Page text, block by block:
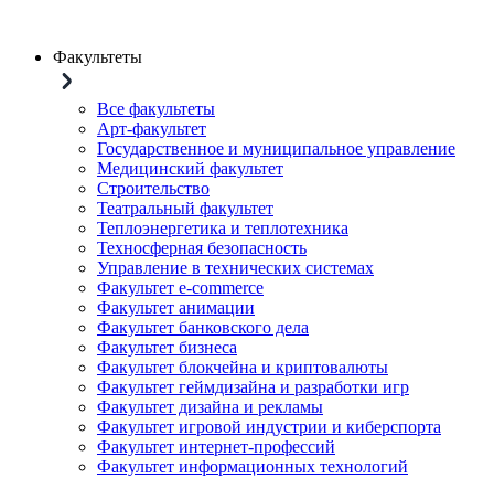
Факультеты
Все факультеты
Арт-факультет
Государственное и муниципальное управление
Медицинский факультет
Строительство
Театральный факультет
Теплоэнергетика и теплотехника
Техносферная безопасность
Управление в технических системах
Факультет e-commerce
Факультет анимации
Факультет банковского дела
Факультет бизнеса
Факультет блокчейна и криптовалюты
Факультет геймдизайна и разработки игр
Факультет дизайна и рекламы
Факультет игровой индустрии и киберспорта
Факультет интернет-профессий
Факультет информационных технологий